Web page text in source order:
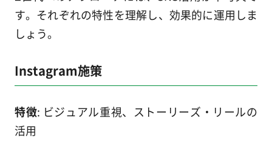
す。それぞれの特性を理解し、効果的に運用しま
しょう。
Instagram施策
特徴: ビジュアル重視、ストーリーズ・リールの
活用